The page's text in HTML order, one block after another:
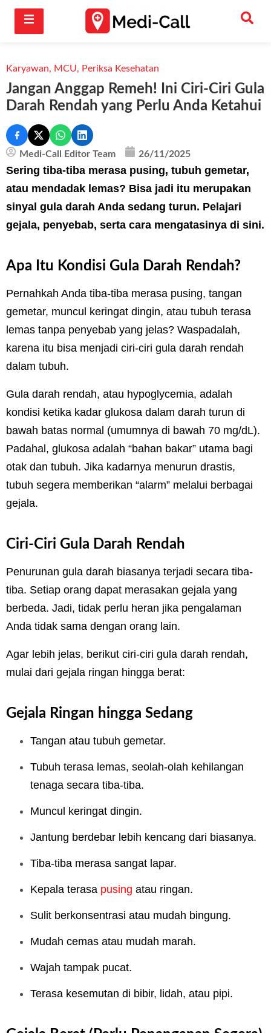
Karyawan, MCU, Periksa Kesehatan
Jangan Anggap Remeh! Ini Ciri-Ciri Gula
Darah Rendah yang Perlu Anda Ketahui
Medi-Call Editor Team 26/11/2025
Sering tiba-tiba merasa pusing, tubuh gemetar,
atau mendadak lemas? Bisa jadi itu merupakan
sinyal gula darah Anda sedang turun. Pelajari
gejala, penyebab, serta cara mengatasinya di sini.
Apa Itu Kondisi Gula Darah Rendah?
Pernahkah Anda tiba-tiba merasa pusing, tangan
gemetar, muncul keringat dingin, atau tubuh terasa
lemas tanpa penyebab yang jelas? Waspadalah,
karena itu bisa menjadi ciri-ciri gula darah rendah
dalam tubuh.
Gula darah rendah, atau hypoglycemia, adalah
kondisi ketika kadar glukosa dalam darah turun di
bawah batas normal (umumnya di bawah 70 mg/dL).
Padahal, glukosa adalah “bahan bakar” utama bagi
otak dan tubuh. Jika kadarnya menurun drastis,
tubuh segera memberikan “alarm” melalui berbagai
gejala.
Ciri-Ciri Gula Darah Rendah
Penurunan gula darah biasanya terjadi secara tiba-
tiba. Setiap orang dapat merasakan gejala yang
berbeda. Jadi, tidak perlu heran jika pengalaman
Anda tidak sama dengan orang lain.
Agar lebih jelas, berikut ciri-ciri gula darah rendah,
mulai dari gejala ringan hingga berat:
Gejala Ringan hingga Sedang
Tangan atau tubuh gemetar.
Tubuh terasa lemas, seolah-olah kehilangan
tenaga secara tiba-tiba.
Muncul keringat dingin.
Jantung berdebar lebih kencang dari biasanya.
Tiba-tiba merasa sangat lapar.
Kepala terasa pusing atau ringan.
Sulit berkonsentrasi atau mudah bingung.
Mudah cemas atau mudah marah.
Wajah tampak pucat.
Terasa kesemutan di bibir, lidah, atau pipi.